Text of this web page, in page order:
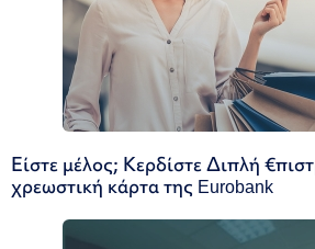
Είστε μέλος; Κερδίστε Διπλή
χρεωστική κάρτα της Eurobank